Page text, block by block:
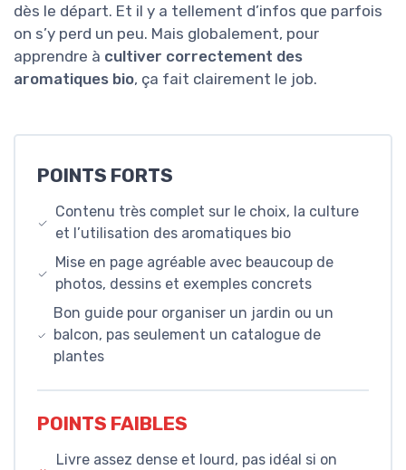
dès le départ. Et il y a tellement d’infos que parfois
on s’y perd un peu. Mais globalement, pour
apprendre à cultiver correctement des
aromatiques bio, ça fait clairement le job.
POINTS FORTS
Contenu très complet sur le choix, la culture
et l’utilisation des aromatiques bio
Mise en page agréable avec beaucoup de
photos, dessins et exemples concrets
Bon guide pour organiser un jardin ou un
balcon, pas seulement un catalogue de
plantes
POINTS FAIBLES
Livre assez dense et lourd, pas idéal si on